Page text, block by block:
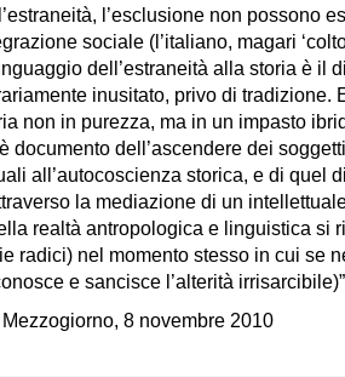
l’esclusione non possono
sociale (l’italiano, magari
dell’estraneità alla storia è il
inusitato, privo di tradizione.
non in purezza, ma in un impasto
documento dell’ascendere dei
all’autocoscienza storica, e di quel
la mediazione di un
realtà antropologica e linguistica si
radici) nel momento stesso in cui se
e sancisce l’alterità
8 novembre 2010